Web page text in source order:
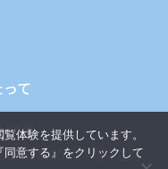
て
50号
～18:00 ※1月・2月
体験を提供しています。
意する』をクリックして